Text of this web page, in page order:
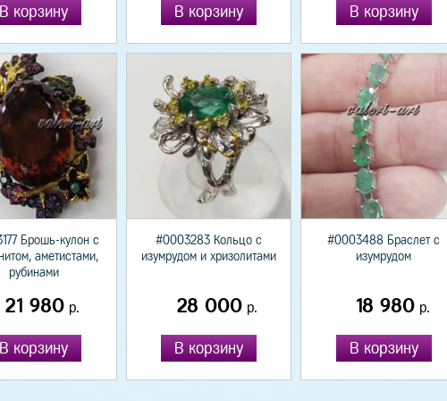
В корзину В корзину В корзину
Брошь-кулон с
аметистами,
рубинами
21 980 р.
В корзину
#0003283 Кольцо с
изумрудом и хризолитами
28 000 р.
В корзину
#0003488 Браслет с
изумрудом
18 980р.
В корзину